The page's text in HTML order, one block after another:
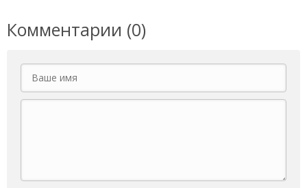
Комментарии (0)